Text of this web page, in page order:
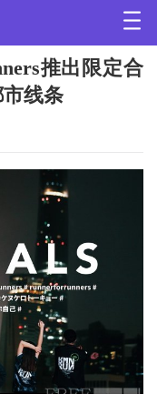
推出限定合
线条